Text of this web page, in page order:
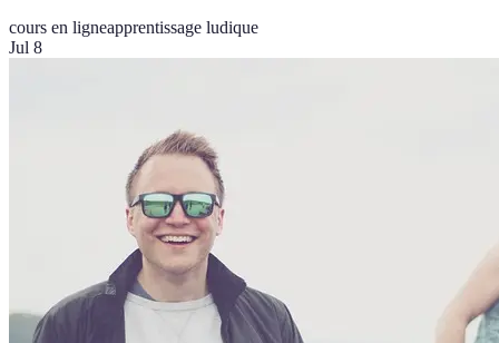
cours en ligneapprentissage ludique
Jul 8